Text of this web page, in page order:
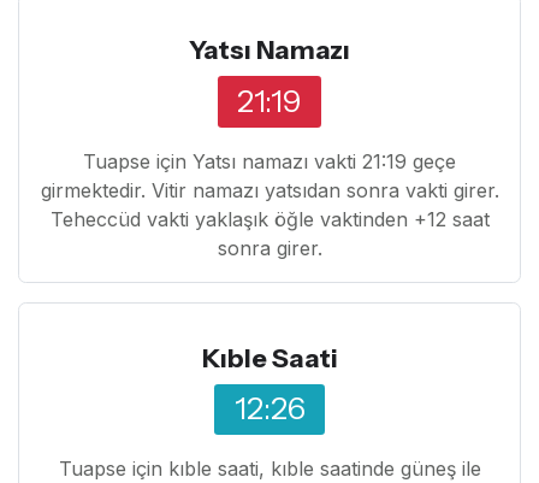
Yatsı Namazı
21:19
Tuapse için Yatsı namazı vakti 21:19 geçe
girmektedir. Vitir namazı yatsıdan sonra vakti girer.
Teheccüd vakti yaklaşık öğle vaktinden +12 saat
sonra girer.
Kıble Saati
12:26
Tuapse için kıble saati, kıble saatinde güneş ile